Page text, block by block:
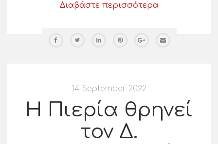
Διαβάστε περισσότερα
14 September 2022
Η Πιερία θρηνεί
τον Δ.